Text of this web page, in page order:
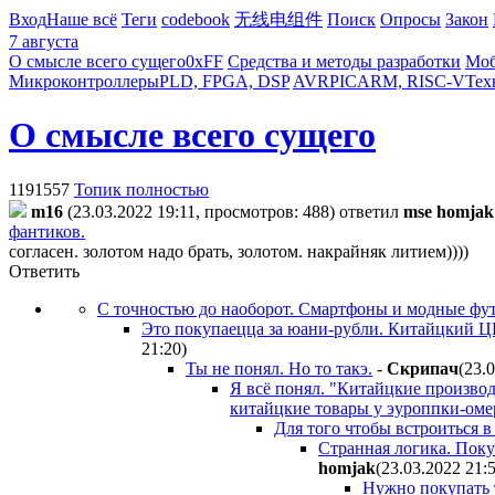
ВходНаше всё Теги codebook 无线电组件 Поиск Опросы Закон
7 августа
О смысле всего сущего0xFF Средства и методы разработки
МикроконтроллерыPLD, FPGA, DSP AVRPICARM, RISC-V
О смысле всего сущего
1191557 Топик полностью
m16 (23.03.2022 19:11, просмотров: 488) ответил mse homjak
фантиков.
согласен. золотом надо брать, золотом. накрайняк литием))))
Ответить
С точностью до наоборот. Смартфоны и модные
Это покупаецца за юани-рубли. Китайцкий
21:20)
Ты не понял. Но то такэ. - Cкpипaч
Я всё понял. "Китайцкие
китайцкие товары у эуроппки-
Для того чтобы встроиться
Странная логика.
homjak(23.03.2022
Нужно